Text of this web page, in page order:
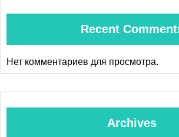
Recent
Нет комментариев для просмотра.
Archives